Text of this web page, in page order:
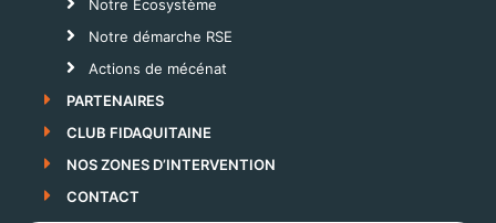
Notre Ecosystème
Notre démarche RSE
Actions de mécénat
PARTENAIRES
CLUB FIDAQUITAINE
NOS ZONES D’INTERVENTION
CONTACT